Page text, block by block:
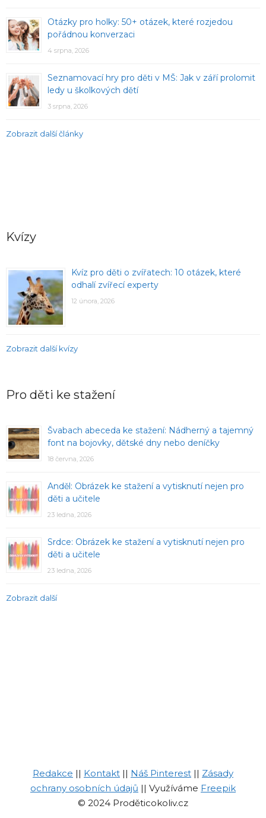
Otázky pro holky: 50+ otázek, které rozjedou
pořádnou konverzaci
4 srpna, 2026
Seznamovací hry pro děti v MŠ: Jak v září prolomit
ledy u školkových dětí
3 srpna, 2026
Zobrazit další články
Kvízy
Kvíz pro děti o zvířatech: 10 otázek, které
odhalí zvířecí experty
12 února, 2026
Zobrazit další kvízy
Pro děti ke stažení
Švabach abeceda ke stažení: Nádherný a tajemný
font na bojovky, dětské dny nebo deníčky
18 června, 2026
Anděl: Obrázek ke stažení a vytisknutí nejen pro
děti a učitele
23 ledna, 2026
Srdce: Obrázek ke stažení a vytisknutí nejen pro
děti a učitele
23 ledna, 2026
Zobrazit další
Redakce || Kontakt || Náš Pinterest || Zásady
ochrany osobních údajů || Využíváme Freepik
© 2024 Proděticokoliv.cz